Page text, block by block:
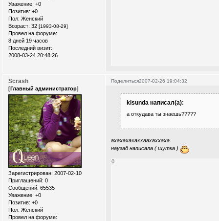
Уважение: +0
Позитив: +0
Пол: Женский
Возраст: 32 [1993-08-29]
Провел на форуме:
8 дней 19 часов
Последний визит:
2008-03-24 20:48:26
Поделиться2007-02-26 19:04:32
Scrash
[Главный администратор]
Зарегистрирован: 2007-02-10
Приглашений: 0
Сообщений: 65535
Уважение: +0
Позитив: +0
Пол: Женский
Провел на форуме:
kisunda написал(а):
а откудава ты знаешь?????
ахахахахаххаахаххаха
наугад написала ( шутка )
0